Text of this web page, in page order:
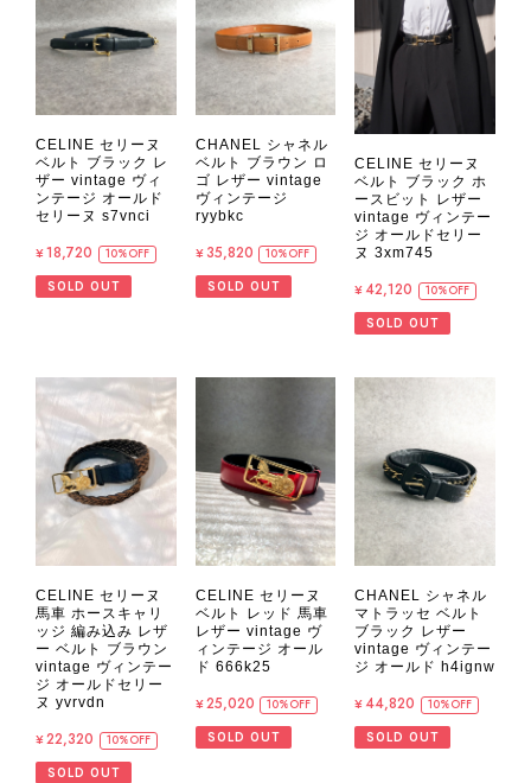
CELINE セリーヌ
ベルト ブラック レ
ザー vintage ヴィ
ンテージ オールド
セリーヌ s7vnci
¥18,720 10%OFF
SOLD OUT
CHANEL シャネル
ベルト ブラウン ロ
ゴ レザー vintage
ヴィンテージ
ryybkc
¥35,820 10%OFF
SOLD OUT
CELINE セリーヌ
ベルト ブラック ホ
ースビット レザー
vintage ヴィンテー
ジ オールドセリー
ヌ 3xm745
¥42,120 10%OFF
SOLD OUT
CELINE セリーヌ
馬車 ホースキャリ
ッジ 編み込み レザ
ー ベルト ブラウン
vintage ヴィンテー
ジ オールドセリー
ヌ yvrvdn
¥22,320 10%OFF
SOLD OUT
CELINE セリーヌ
ベルト レッド 馬車
レザー vintage ヴ
ィンテージ オール
ド 666k25
¥25,020 10%OFF
SOLD OUT
CHANEL シャネル
マトラッセ ベルト
ブラック レザー
vintage ヴィンテー
ジ オールド h4ignw
¥44,820 10%OFF
SOLD OUT